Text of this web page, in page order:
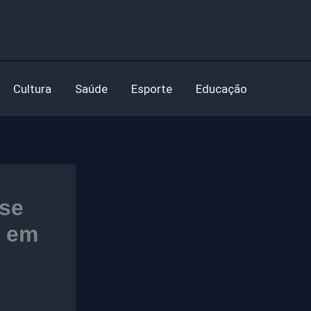
Cultura Saúde Esporte Educação